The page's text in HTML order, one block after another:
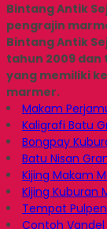
Bintang Antik
pengrajin
Bintang Antik
tahun 2009
yang memiliki
marmer.
Makam
Kaligrafi Batu
Bongpay
Batu Nisan
Kijing Makam
Kijing Kuburan
Tempat
Contoh